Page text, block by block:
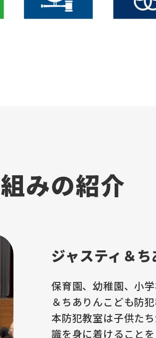
みの紹介
ジャスティ＆
保育園、幼稚園、小
＆ちありんこども防
本防犯教室は子供た
識を身に着けること